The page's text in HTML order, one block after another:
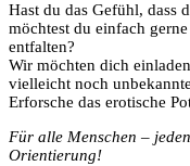
Hast du das Gefühl, dass
möchtest du einfach
entfalten?
Wir möchten dich
vielleicht noch
Erforsche das erotische
Für alle Menschen –
Orientierung!